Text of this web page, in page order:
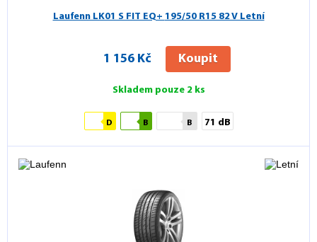
Laufenn LK01 S FIT EQ+ 195/50 R15 82 V Letní
1 156 Kč Koupit
Skladem pouze 2 ks
D B B 71 dB